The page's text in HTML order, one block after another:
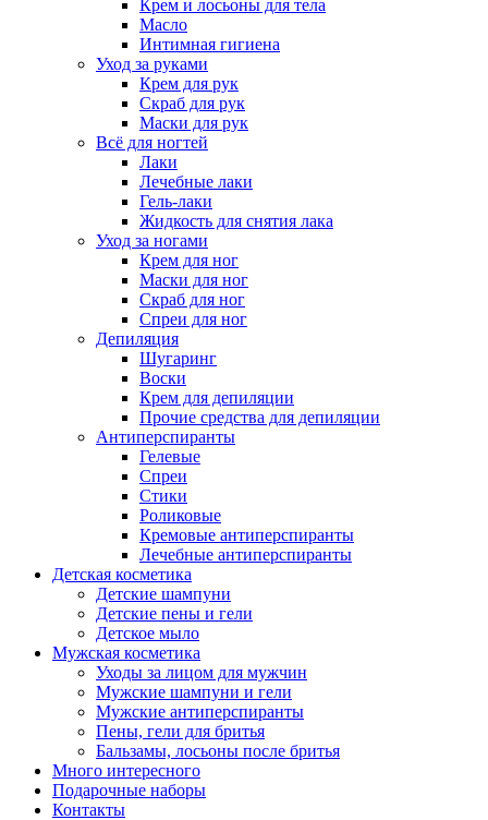
Крем и лосьоны для тела
Масло
Интимная гигиена
Уход за руками
Крем для рук
Скраб для рук
Маски для рук
Всё для ногтей
Лаки
Лечебные лаки
Гель-лаки
Жидкость для снятия лака
Уход за ногами
Крем для ног
Маски для ног
Скраб для ног
Спреи для ног
Депиляция
Шугаринг
Воски
Крем для депиляции
Прочие средства для депиляции
Антиперспиранты
Гелевые
Спреи
Стики
Роликовые
Кремовые антиперспиранты
Лечебные антиперспиранты
Детская косметика
Детские шампуни
Детские пены и гели
Детское мыло
Мужская косметика
Уходы за лицом для мужчин
Мужские шампуни и гели
Мужские антиперспиранты
Пены, гели для бритья
Бальзамы, лосьоны после бритья
Много интересного
Подарочные наборы
Контакты